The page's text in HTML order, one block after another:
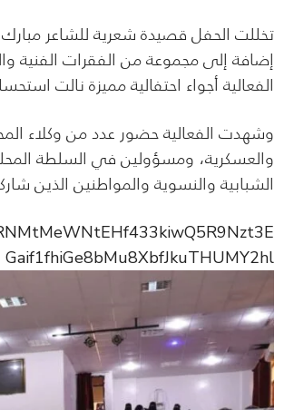
تخللت الحفل قصيدة شعرية للشاعر مبارك
إضافة إلى مجموعة من الفقرات الفنية
الفعالية أجواء احتفالية مميزة نالت
وشهدت الفعالية حضور عدد من وكلاء
والعسكرية، ومسؤولين في السلطة
الشبابية والنسوية والمواطنين الذين
Gaif1fhiGe8bMu8XbfJkuTHUMY2hl